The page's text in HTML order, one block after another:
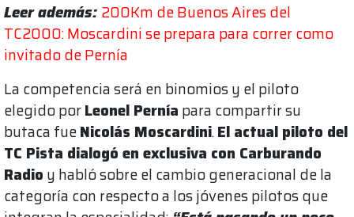
Leer además: 200Km de Buenos Aires del
TC2000: Moscardini se prepara para correr como
invitado de Pernía
La competencia será en binomios y el piloto
elegido porLeonel Pernía para compartir su
butaca fueNicolás Moscardini.El actual piloto del
TC Pista dialogó en exclusiva con Carburando
Radio y habló sobre el cambio generacional de la
categoría con respecto a los jóvenes pilotos que